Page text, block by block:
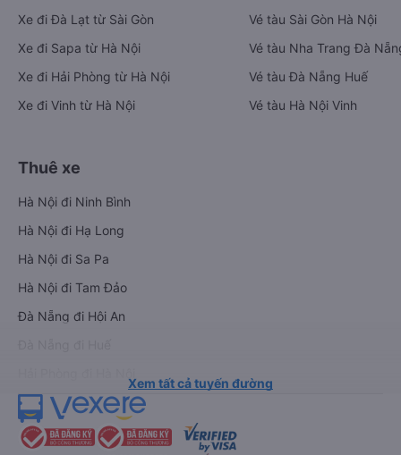
Xe đi Đà Lạt từ Sài Gòn
Xe đi Sapa từ Hà Nội
Xe đi Hải Phòng từ Hà Nội
Xe đi Vinh từ Hà Nội
Vé tàu Sài Gòn Hà Nội
Vé tàu Nha Trang Đà
Vé tàu Đà Nẵng Huế
Vé tàu Hà Nội Vinh
Thuê xe
Hà Nội đi Ninh Bình
Hà Nội đi Hạ Long
Hà Nội đi Sa Pa
Hà Nội đi Tam Đảo
Đà Nẵng đi Hội An
Xem tất cả tuyến đường